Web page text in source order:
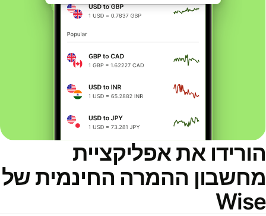
את אפליקציית
ההמרה החינמית של